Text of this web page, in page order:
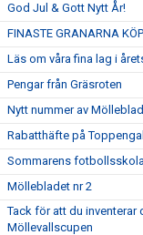
God Jul & Gott Nytt År!
FINASTE GRANARNA
Läs om våra fina lag i
Pengar från Gräsroten
Nytt nummer av
Rabatthäfte på
Sommarens
Möllebladet nr 2
Tack för att du
Möllevallscupen